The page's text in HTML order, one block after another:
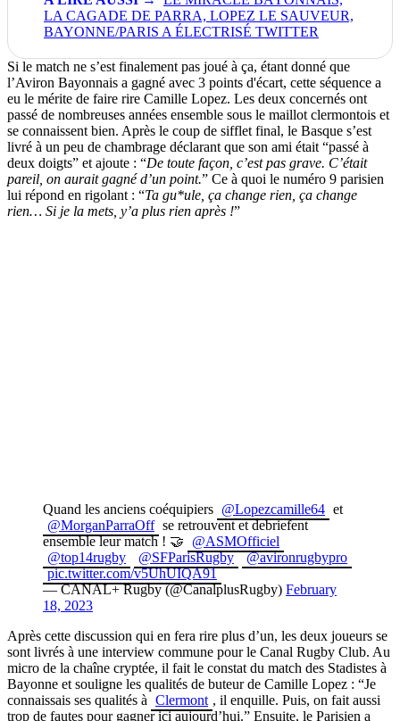
LA CAGADE DE PARRA, LOPEZ LE SAUVEUR,
BAYONNE/PARIS A ÉLECTRISÉ TWITTER
Si le match ne s’est finalement pas joué à ça, étant donné que
l’Aviron Bayonnais a gagné avec 3 points d'écart, cette séquence a
eu le mérite de faire rire Camille Lopez. Les deux concernés ont
passé de nombreuses années ensemble sous le maillot clermontois et
se connaissent bien. Après le coup de sifflet final, le Basque s’est
livré à un peu de chambrage déclarant que son ami était “passé à
deux doigts” et ajoute : “De toute façon, c’est pas grave. C’était
pareil, on aurait gagné d’un point.” Ce à quoi le numéro 9 parisien
lui répond en rigolant : “Ta gu*ule, ça change rien, ça change
rien… Si je la mets, y’a plus rien après !”
Quand les anciens coéquipiers @Lopezcamille64 et
@MorganParraOff se retrouvent et debriefent
ensemble leur match ! 🤝
@ASMOfficiel
@top14rugby
@SFParisRugby
@avironrugbypro
pic.twitter.com/v5UhUIQA91
— CANAL+ Rugby (@CanalplusRugby) February
18, 2023
Après cette discussion qui en fera rire plus d’un, les deux joueurs se
sont livrés à une interview commune pour le Canal Rugby Club. Au
micro de la chaîne cryptée, il fait le constat du match des Stadistes à
Bayonne et souligne les qualités de buteur de Camille Lopez : “Je
connaissais ses qualités à Clermont , il enquille. Puis, on fait aussi
trop de fautes pour gagner ici aujourd’hui.” Ensuite, le Parisien a